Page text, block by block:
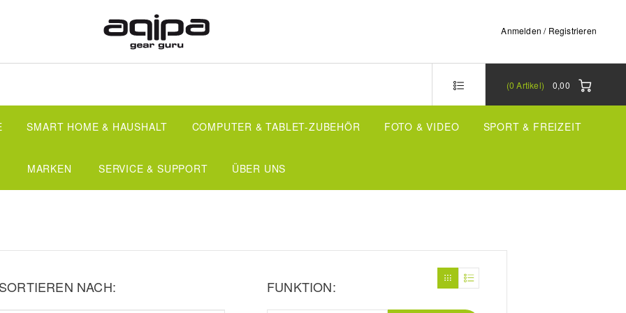
Anmelden / Registrieren
0,00
0 Artikel
SMART HOME & HAUSHALT COMPUTER & TABLET-ZUBEHÖR FOTO & VIDEO SPORT & FREIZEIT
MARKEN SERVICE & SUPPORT ÜBER UNS
SORTIEREN NACH: FUNKTION: